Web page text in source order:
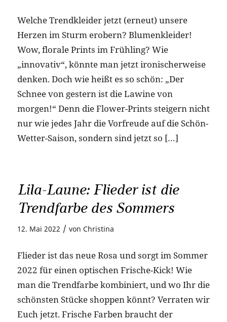
Welche Trendkleider jetzt (erneut) unsere
Herzen im Sturm erobern? Blumenkleider!
Wow, florale Prints im Frühling? Wie
„innovativ“, könnte man jetzt ironischerweise
denken. Doch wie heißt es so schön: „Der
Schnee von gestern ist die Lawine von
morgen!“ Denn die Flower-Prints steigern nicht
nur wie jedes Jahr die Vorfreude auf die Schön-
Wetter-Saison, sondern sind jetzt so […]
Lila-Laune: Flieder ist die
Trendfarbe des Sommers
12. Mai 2022 / von Christina
Flieder ist das neue Rosa und sorgt im Sommer
2022 für einen optischen Frische-Kick! Wie
man die Trendfarbe kombiniert, und wo Ihr die
schönsten Stücke shoppen könnt? Verraten wir
Euch jetzt. Frische Farben braucht der